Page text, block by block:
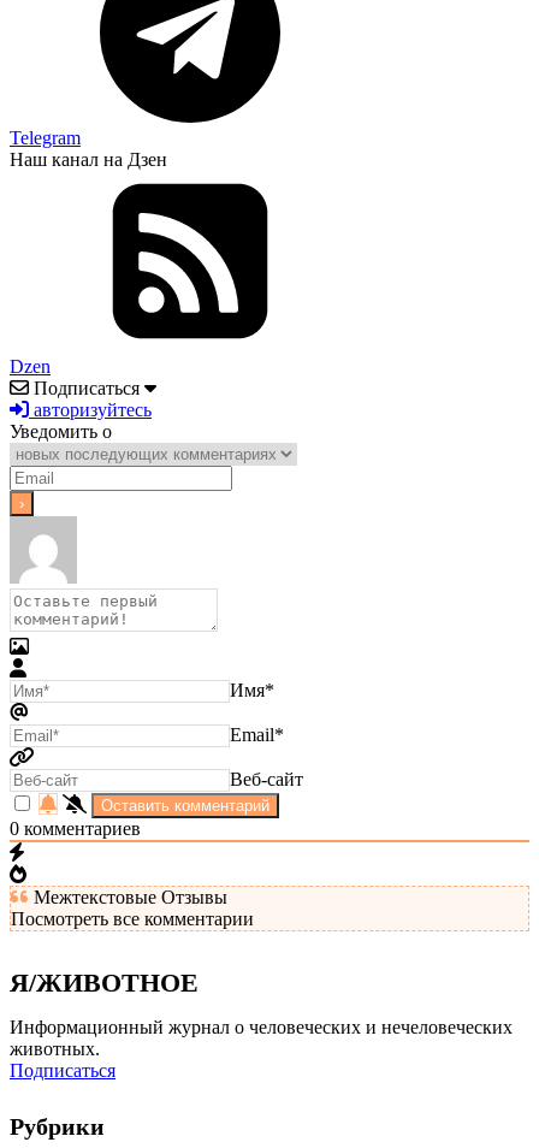
Telegram
Наш канал на Дзен
Dzen
Подписаться
авторизуйтесь
Уведомить о
Имя*
Email*
Веб-сайт
0 комментариев
Межтекстовые Отзывы
Посмотреть все комментарии
Я/ЖИВОТНОЕ
Информационный журнал о человеческих и нечеловеческих
животных.
Подписаться
Рубрики